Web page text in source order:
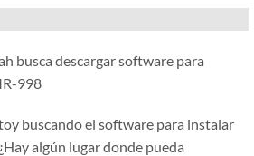
busca descargar software para
998
buscando el software para instalar
algún lugar donde pueda